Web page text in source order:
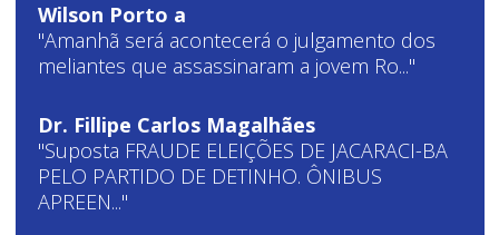
Wilson Porto a
"Amanhã será acontecerá o julgamento dos
meliantes que assassinaram a jovem Ro..."
Dr. Fillipe Carlos Magalhães
"Suposta FRAUDE ELEIÇÕES DE JACARACI-BA
PELO PARTIDO DE DETINHO. ÔNIBUS
APREEN..."